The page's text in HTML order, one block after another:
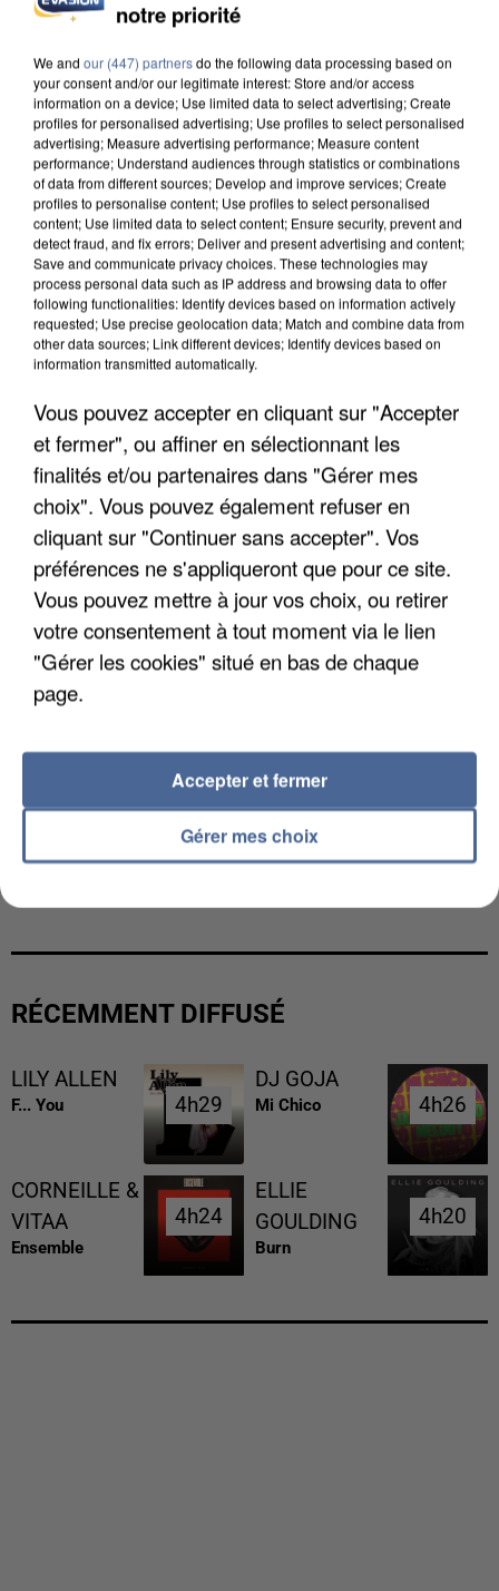
INCENDIES : L’ÎLE-DE-FRANCE LANCE UN ÉLAN
APRÈS TOUTES CES CANICULES, LES REFUGES
DE FAUNE SAUVAGE SONT...
L’UN DES FONDATEURS SUPPOSÉS DE LA DZ
RÉCEMMENT DIFFUSÉ
LILY ALLEN
F... You 4h29
4h29
DJ GOJA
Mi Chico 4h26
4h26
CORNEILLE &
VITAA
Ensemble
4h24
4h24
ELLIE
GOULDING
Burn
4h20
4h20
notre priorité
We and our (447) partnersdo the following data processing based on
your consent and/or our legitimate interest: Store and/or access
information on a device; Use limited data to select advertising; Create
profiles for personalised advertising; Use profiles to select personalised
advertising; Measure advertising performance; Measure content
performance; Understand audiences through statistics or combinations
of data from different sources; Develop and improve services; Create
profiles to personalise content; Use profiles to select personalised
content; Use limited data to select content; Ensure security, prevent and
detect fraud, and fix errors; Deliver and present advertising and content;
Save and communicate privacy choices. These technologies may
process personal data such as IP address and browsing data to offer
following functionalities: Identify devices based on information actively
requested; Use precise geolocation data; Match and combine data from
other data sources; Link different devices; Identify devices based on
information transmitted automatically.
Vous pouvez accepter en cliquant sur "Accepter
et fermer", ou affiner en sélectionnant les
finalités et/ou partenaires dans "Gérer mes
choix". Vous pouvez également refuser en
cliquant sur "Continuer sans accepter". Vos
préférences ne s'appliqueront que pour ce site.
Vous pouvez mettre à jour vos choix, ou retirer
votre consentement à tout moment via le lien
"Gérer les cookies" situé en bas de chaque
page.
Gérer mes choix
Accepter et fermer